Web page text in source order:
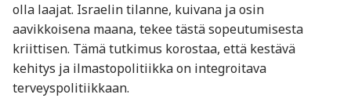
olla laajat. Israelin tilanne, kuivana ja osin
aavikkoisena maana, tekee tästä sopeutumisesta
kriittisen. Tämä tutkimus korostaa, että kestävä
kehitys ja ilmastopolitiikka on integroitava
terveyspolitiikkaan.